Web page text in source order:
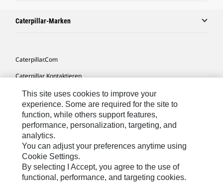
Caterpillar-Marken
Caterpillar.com
Caterpillar Kontaktieren
Meine Marketing-Präferenzen
Seitenübersicht
Cookie Settings
Rechtliche Hinweise
Datenschutz
This site uses cookies to improve your
experience. Some are required for the site to
function, while others support features,
performance, personalization, targeting, and
analytics.
You can adjust your preferences anytime using
Cookie Settings.
By selecting I Accept, you agree to the use of
functional, performance, and targeting cookies.